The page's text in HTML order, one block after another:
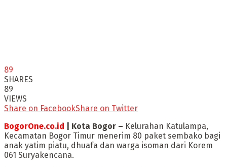
89
SHARES
89
VIEWS
Share on FacebookShare on Twitter
BogorOne.co.id | Kota Bogor – Kelurahan Katulampa,
Kecamatan Bogor Timur menerim 80 paket sembako bagi
anak yatim piatu, dhuafa dan warga isoman dari Korem
061 Suryakencana.